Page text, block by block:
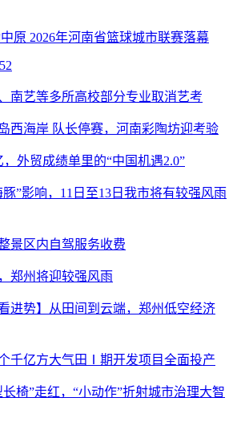
原 2026年河南省篮球城市联赛落幕
南艺等多所高校部分专业取消艺考
西海岸 队长停赛，河南彩陶坊迎考验
，外贸成绩单里的“中国机遇2.0”
豚”影响，11日至13日我市将有较强风雨
景区内自驾服务收费
郑州将迎较强风雨
进势】从田间到云端，郑州低空经济
千亿方大气田Ⅰ期开发项目全面投产
椅”走红，“小动作”折射城市治理大智